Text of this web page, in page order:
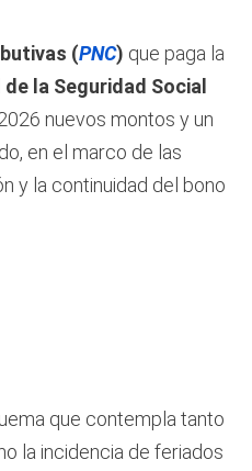
(PNC) que paga la
la Seguridad Social
nuevos montos y un
en el marco de las
y la continuidad del bono
que contempla tanto
la incidencia de feriados